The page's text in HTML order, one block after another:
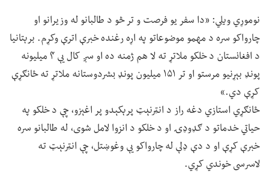
نوموړي ویلي: «دا سفر یو فرصت و تر څو د طالبانو له وزیرانو او
چارواکو سره د مهمو موضوعاتو په اړه رغنده خبرې اترې وکړم. برېتانیا
د افغانستان د خلکو ملاتړ ته لا هم ژمنه ده او سږ کال یې ۴ میلیونه
پونډ بېړنیو مرستو او تر ۱۵۱ میلیون پونډ بشردوستانه ملاتړ ته ځانګړې
کړې دي.»
ځانګړي استازي دغه راز د انټرنېټ پرېکېدو پر اغېزو، چې د خلکو په
حیاتي خدماتو د ګډوډۍ او د خلکو د انزوا لامل شوی، له طالبانو سره
خبرې کړې او د دې ډلې له چارواکو یې وغوښتل، چې انټرنېټ ته
لاسرسی خوندي کړي.